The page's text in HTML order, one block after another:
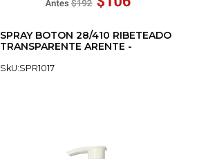
SPRAY BOTON 28/410 RIBETEADO
TRANSPARENTE ARENTE -
SkU:SPR1017